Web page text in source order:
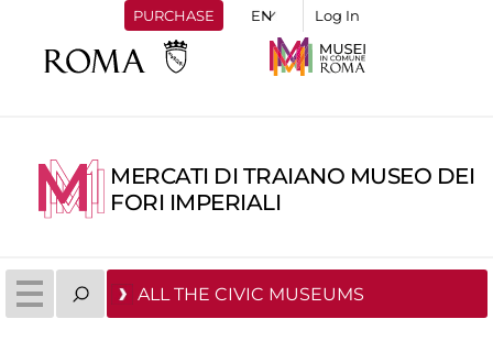
PURCHASE Log In
MERCATI DI TRAIANO MUSEO DEI
FORI IMPERIALI
ALL THE CIVIC MUSEUMS